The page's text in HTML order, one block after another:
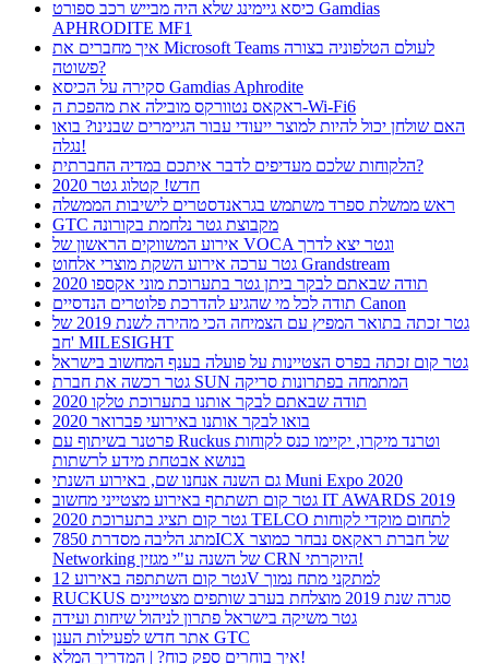
כיסא גיימינג שלא היה מבייש רכב ספורט Gamdias
APHRODITE MF1
איך מחברים את Microsoft Teams לעולם הטלפוניה בצורה
פשוטה?
סקירה על הכיסא Gamdias Aphrodite
ראקאס נטוורקס מובילה את מהפכת ה-Wi-Fi6
האם שולחן יכול להיות למוצר ייעודי עבור הגיימרים שבנינו? בואו
נגלה!
הלקוחות שלכם מעדיפים לדבר איתכם במדיה החברתית?
חדש! קטלוג גטר 2020
ראש ממשלת ספרד משתמש בגראנדסטרים לישיבות הממשלה
GTC מקבוצת גטר נלחמת בקורונה
אירוע המשווקים הראשון של VOCA וגטר יצא לדרך
גטר ערכה אירוע השקת מוצרי אלחוט Grandstream
תודה שבאתם לבקר ביתן גטר בתערוכת מוני אקספו 2020
תודה לכל מי שהגיע להדרכת פלוטרים הנדסיים Canon
גטר זכתה בתואר המפיץ עם הצמיחה הכי מהירה לשנת 2019 של
חב' MILESIGHT
גטר קום זכתה בפרס הצטיינות על פועלה בענף המחשוב בישראל
גטר רכשה את חברת SUN המתמחה בפתרונות סריקה
תודה שבאתם לבקר אותנו בתערוכת טלקו 2020
בואו לבקר אותנו באירועי פברואר 2020
פרטנר בשיתוף עם Ruckus וטרנד מיקרו, יקיימו כנס לקוחות
בנושא אבטחת מידע לרשתות
גם השנה אנחנו שם, באירוע השנתי Muni Expo 2020
גטר קום תשתתף באירוע מצטייני מחשוב IT AWARDS 2019
גטר קום תציג בתערוכת 2020 TELCO לתחום מוקדי לקוחות
מתג הליבה מסדרת 7850ICX של חברת ראקאס נבחר כמוצר
Networking של השנה ע"י מגזין CRN היוקרתי!
גטר קום השתתפה באירוע 12V למתקני מתח נמוך
RUCKUS סגרה שנת 2019 מוצלחת בערב שותפים מצטיינים
גטר משיקה בישראל פתרון לניהול שיחות ועידה
אתר חדש לפעילות הענן GTC
איך בוחרים ספק כוח? | המדריך המלא!